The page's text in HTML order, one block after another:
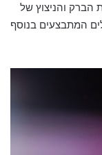
הברק והניצוץ של
המתבצעים בנוסף